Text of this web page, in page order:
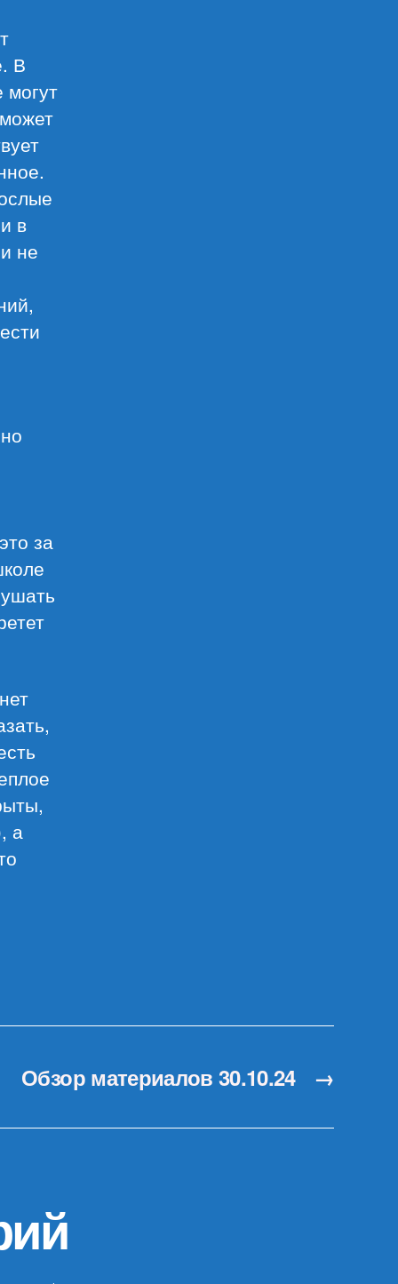
В
в
не
за
а
→
Обзор материалов 30.10.24